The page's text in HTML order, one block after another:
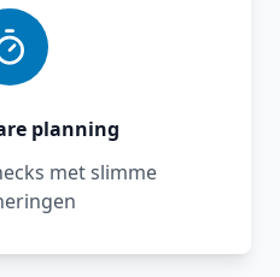
planning
met slimme